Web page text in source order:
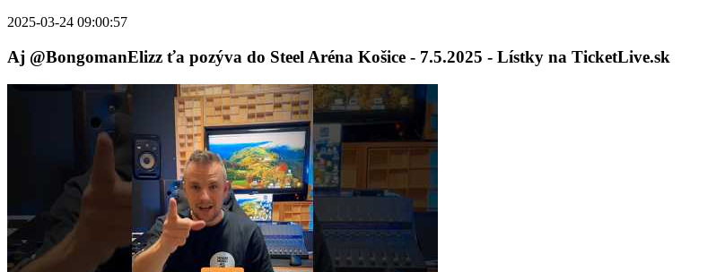
2025-03-24 09:00:57
Aj @BongomanElizz ťa pozýva do Steel Aréna Košice - 7.5.2025 - Lístky na TicketLive.sk